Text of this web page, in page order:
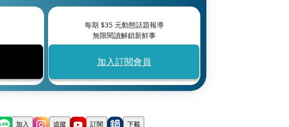
每期 $35元動態話題報導
無限閱讀解鎖新鮮事
加入訂閱會員
加入 追蹤 訂閱 下載